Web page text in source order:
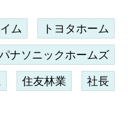
ム トヨタホーム
ナソニックホームズ
住友林業 社長